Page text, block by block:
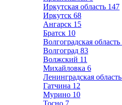
Иркутская область 147
Иркутск 68
Ангарск 15
Братск 10
Волгоградская область
Волгоград 83
Волжский 11
Михайловка 6
Ленинградская область
Гатчина 12
Мурино 10
Тосно 7